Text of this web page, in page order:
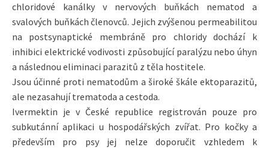
chloridové kanálky v nervových buňkách nematod a
svalových buňkách členovců. Jejich zvýšenou permeabilitou
na postsynaptické membráně pro chloridy dochází k
inhibici elektrické vodivosti způsobující paralýzu nebo úhyn
a následnou eliminaci parazitů z těla hostitele.
Jsou účinné proti nematodům a široké škále ektoparazitů,
ale nezasahují trematoda a cestoda.
Ivermektin je v České republice registrován pouze pro
subkutánní aplikaci u hospodářských zvířat. Pro kočky a
především pro psy jej nelze doporučit vzhledem k